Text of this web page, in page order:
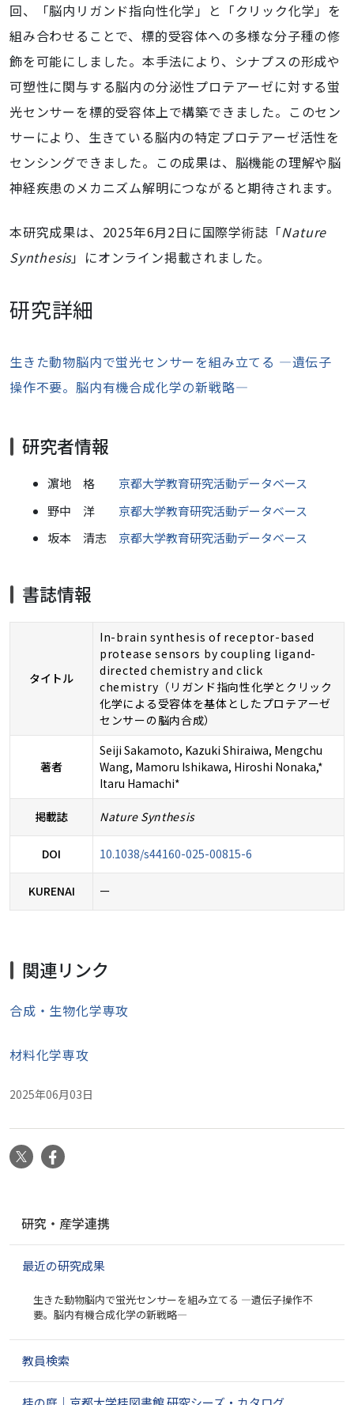
回、「脳内リガンド指向性化学」と「クリック化学」を
組み合わせることで、標的受容体への多様な分子種の修
飾を可能にしました。本手法により、シナプスの形成や
可塑性に関与する脳内の分泌性プロテアーゼに対する蛍
光センサーを標的受容体上で構築できました。このセン
サーにより、生きている脳内の特定プロテアーゼ活性を
センシングできました。この成果は、脳機能の理解や脳
神経疾患のメカニズム解明につながると期待されます。
本研究成果は、 2025年6月2日に国際学術誌「Nature
Synthesis」にオンライン掲載されました。
研究詳細
生きた動物脳内で蛍光センサーを組み立てる ―遺伝子
操作不要。脳内有機合成化学の新戦略―
研究者情報
濵地 格 京都大学教育研究活動データベース
野中 洋 京都大学教育研究活動データベース
坂本 清志 京都大学教育研究活動データベース
書誌情報
タイトル
In-brain synthesis of receptor-based
protease sensors by coupling ligand-
directed chemistry and click
chemistry（リガンド指向性化学とクリック
化学による受容体を基体としたプロテアーゼ
センサーの脳内合成）
著者
Seiji Sakamoto, Kazuki Shiraiwa, Mengchu
Wang, Mamoru Ishikawa, Hiroshi Nonaka,*
Itaru Hamachi*
掲載誌 Nature Synthesis
DOI 10.1038/s44160-025-00815-6
KURENAI ー
関連リンク
合成・生物化学専攻
材料化学専攻
2025年06月03日
X
ゲ
研究・産学連携
最近の研究成果
生きた動物脳内で蛍光センサーを組み立てる ―遺伝子操作不
要。脳内有機合成化学の新戦略―
教員検索